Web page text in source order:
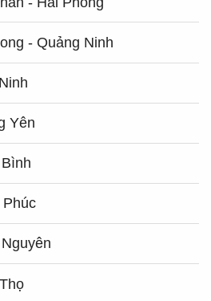
- Quảng Ninh
Yên